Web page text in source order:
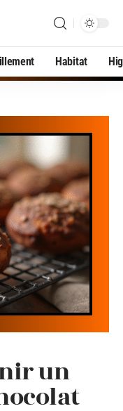
Habitat
un